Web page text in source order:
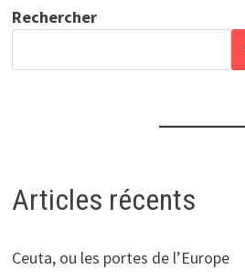
Rechercher
Articles récents
Ceuta, ou les portes de l’Europe